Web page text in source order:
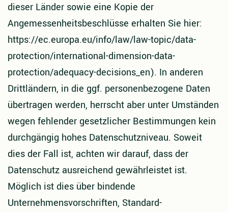
dieser Länder sowie eine Kopie der
Angemessenheitsbeschlüsse erhalten Sie hier:
https://ec.europa.eu/info/law/law-topic/data-
protection/international-dimension-data-
protection/adequacy-decisions_en). In anderen
Drittländern, in die ggf. personenbezogene Daten
übertragen werden, herrscht aber unter Umständen
wegen fehlender gesetzlicher Bestimmungen kein
durchgängig hohes Datenschutzniveau. Soweit
dies der Fall ist, achten wir darauf, dass der
Datenschutz ausreichend gewährleistet ist.
Möglich ist dies über bindende
Unternehmensvorschriften, Standard-